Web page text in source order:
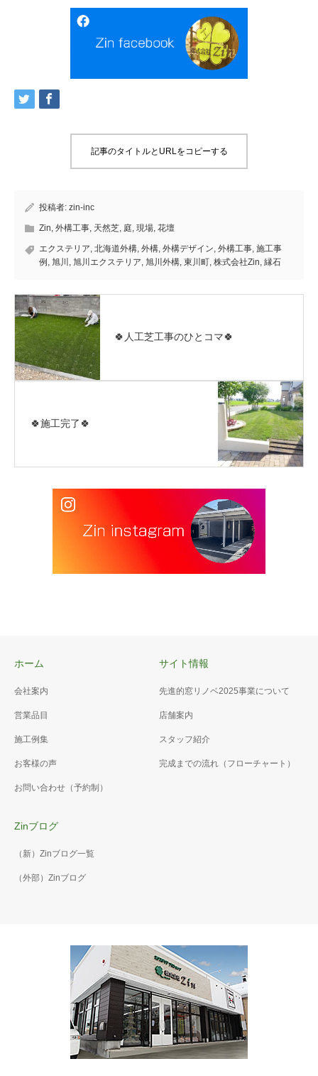
記事のタイトルとURLをコピーする
投稿者: zin-inc
Zin, 外構工事, 天然芝, 庭, 現場, 花壇
エクステリア, 北海道外構, 外構, 外構デザイン, 外構工事, 施工事
例 , 旭川 , 旭川エクステリア, 旭川外構, 東川町, 株式会社Zin, 縁石
🍀人工芝工事のひとコマ🍀
🍀施工完了🍀
ホーム
会社案内
営業品目
施工例集
お客様の声
お問い合わせ（予約制）
サイト情報
先進的窓リノベ2025事業について
店舗案内
スタッフ紹介
完成までの流れ（フローチャート）
Zinブログ
（新）Zinブログ一覧
（外部）Zinブログ